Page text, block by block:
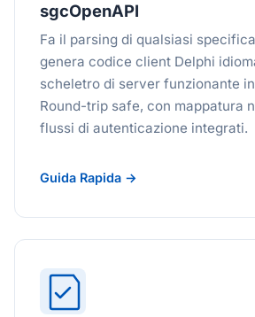
sgcOpenAPI
Fa il parsing di qualsiasi
genera codice client Delphi
scheletro di server funzionante
Round-trip safe, con mappatura
flussi di autenticazione integrati.
Guida Rapida →